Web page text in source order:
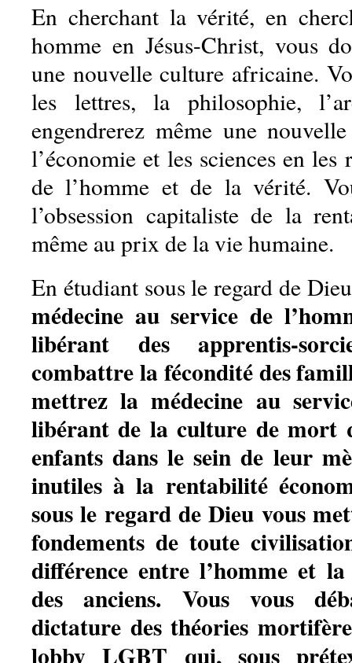
En cherchant la vérité, en
homme en Jésus-Christ, vous
une nouvelle culture africaine.
les lettres, la philosophie,
engendrerez même une
l’économie et les sciences en les
de l’homme et de la vérité.
l’obsession capitaliste de la
même au prix de la vie humaine.
En étudiant sous le regard de
médecine au service de
libérant des apprentis-
combattre la fécondité des
mettrez la médecine au
libérant de la culture de
enfants dans le sein de leur
inutiles à la rentabilité
sous le regard de Dieu vous
fondements de toute
différence entre l’homme et
des anciens. Vous vous
dictature des théories
lobby LGBT qui, sous